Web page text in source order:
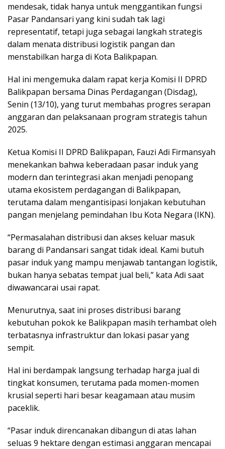
mendesak, tidak hanya untuk menggantikan fungsi
Pasar Pandansari yang kini sudah tak lagi
representatif, tetapi juga sebagai langkah strategis
dalam menata distribusi logistik pangan dan
menstabilkan harga di Kota Balikpapan.
Hal ini mengemuka dalam rapat kerja Komisi II DPRD
Balikpapan bersama Dinas Perdagangan (Disdag),
Senin (13/10), yang turut membahas progres serapan
anggaran dan pelaksanaan program strategis tahun
2025.
Ketua Komisi II DPRD Balikpapan, Fauzi Adi Firmansyah
menekankan bahwa keberadaan pasar induk yang
modern dan terintegrasi akan menjadi penopang
utama ekosistem perdagangan di Balikpapan,
terutama dalam mengantisipasi lonjakan kebutuhan
pangan menjelang pemindahan Ibu Kota Negara (IKN).
“Permasalahan distribusi dan akses keluar masuk
barang di Pandansari sangat tidak ideal. Kami butuh
pasar induk yang mampu menjawab tantangan logistik,
bukan hanya sebatas tempat jual beli,” kata Adi saat
diwawancarai usai rapat.
Menurutnya, saat ini proses distribusi barang
kebutuhan pokok ke Balikpapan masih terhambat oleh
terbatasnya infrastruktur dan lokasi pasar yang
sempit.
Hal ini berdampak langsung terhadap harga jual di
tingkat konsumen, terutama pada momen-momen
krusial seperti hari besar keagamaan atau musim
paceklik.
“Pasar induk direncanakan dibangun di atas lahan
seluas 9 hektare dengan estimasi anggaran mencapai